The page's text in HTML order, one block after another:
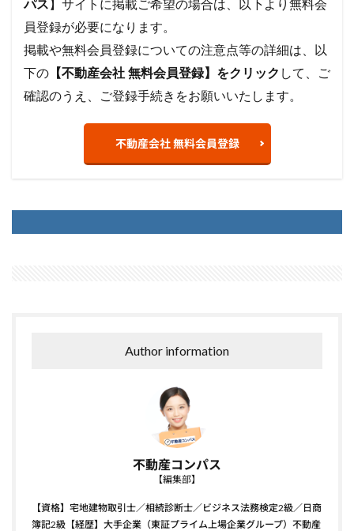
パス 】サイトに掲載ご希望の場合は、以下より無料会
員登録が必要になります。
掲載や無料会員登録についての注意点等の詳細は、以
下の 【不動産会社 無料会員登録】をクリック して、ご
確認のうえ、ご登録手続きをお願いいたします。
不動産会社 無料会員登録
Author information
不動産コンパス
【編集部】
【資格】宅地建物取引士／相続診断士／ビジネス法務検定2級／日商
簿記2級【経歴】大手企業（東証プライム上場企業グループ）不動産